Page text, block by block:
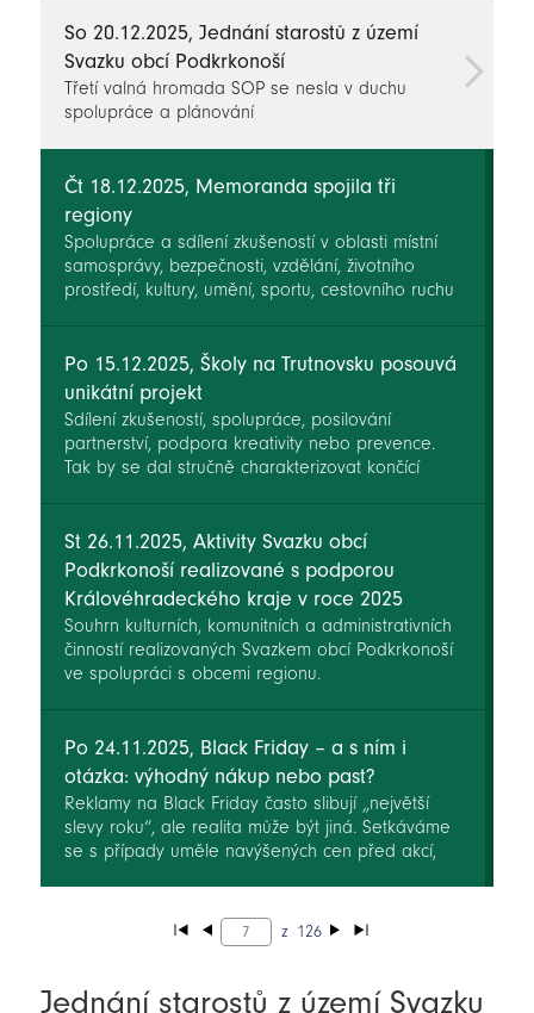
So 20.12.2025, Jednání starostů z území
Svazku obcí Podkrkonoší
Třetí valná hromada SOP se nesla v duchu
spolupráce a plánování
Čt 18.12.2025, Memoranda spojila tři
regiony
Spolupráce a sdílení zkušeností v oblasti místní
samosprávy, bezpečnosti, vzdělání, životního
prostředí, kultury, umění, sportu, cestovního ruchu
podepsali zástupci obcí z našeho regionu a
Ukrajiny.
Po 15.12.2025, Školy na Trutnovsku posouvá
unikátní projekt
Sdílení zkušeností, spolupráce, posilování
partnerství, podpora kreativity nebo prevence.
Tak by se dal stručně charakterizovat končící
akční skupina Království – Jestřebí hory, o.p.s.
St 26.11.2025, Aktivity Svazku obcí
Podkrkonoší realizované s podporou
Královéhradeckého kraje v roce 2025
Souhrn kulturních, komunitních a administrativních
činností realizovaných Svazkem obcí Podkrkonoší
ve spolupráci s obcemi regionu.
Po 24.11.2025, Black Friday – a s ním i
otázka: výhodný nákup nebo past?
Reklamy na Black Friday často slibují „největší
slevy roku“, ale realita může být jiná. Setkáváme
se s případy uměle navýšených cen před akcí,
z 126
Jednání starostů z území Svazku